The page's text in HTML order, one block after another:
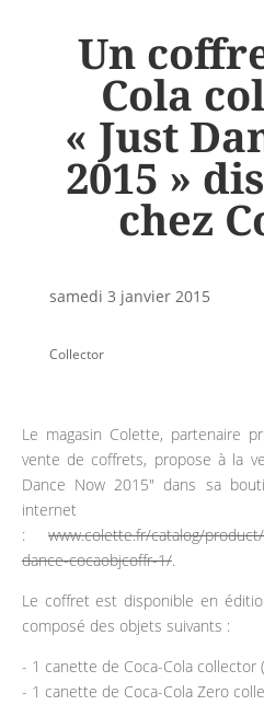
Un
Cola
« Just
2015 »
chez
samedi 3 janvier 2015
Collector
Le magasin Colette, partenaire
vente de coffrets, propose à la
Dance Now 2015" dans sa
internet
:www.colette.fr/catalog/
dance-cocaobjcoffr-1/.
Le coffret est disponible en
composé des objets suivants :
- 1 canette de Coca-Cola collector
- 1 canette de Coca-Cola Zero